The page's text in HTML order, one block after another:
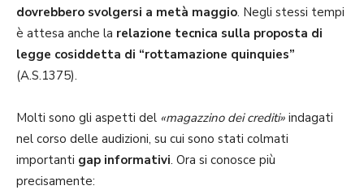
dovrebbero svolgersi a metà maggio. Negli stessi tempi
è attesa anche la relazione tecnica sulla proposta di
legge cosiddetta di “rottamazione quinquies”
(A.S.1375).
Molti sono gli aspetti del «magazzino dei crediti» indagati
nel corso delle audizioni, su cui sono stati colmati
importanti gap informativi. Ora si conosce più
precisamente: